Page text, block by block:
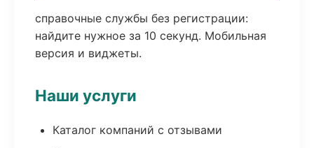
справочные службы без регистрации:
найдите нужное за 10 секунд. Мобильная
версия и виджеты.
Наши услуги
Каталог компаний с отзывами